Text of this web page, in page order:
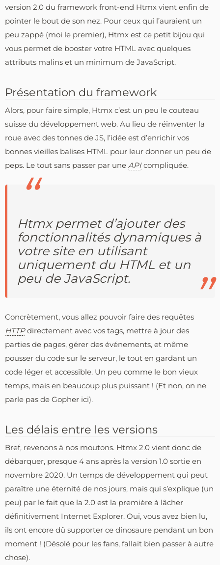
version 2.0 du framework front-end Htmx vient enfin de
pointer le bout de son nez. Pour ceux qui l’auraient un
peu zappé (moi le premier), Htmx est ce petit bijou qui
vous permet de booster votre HTML avec quelques
attributs malins et un minimum de JavaScript.
Présentation du framework
Alors, pour faire simple, Htmx c’est un peu le couteau
suisse du développement web. Au lieu de réinventer la
roue avec des tonnes de JS, l’idée est d’enrichir vos
bonnes vieilles balises HTML pour leur donner un peu de
peps. Le tout sans passer par une APIcompliquée.
Htmx permet d’ajouter des
fonctionnalités dynamiques à
votre site en utilisant
uniquement du HTML et un
peu de JavaScript.
Concrètement, vous allez pouvoir faire des requêtes
HTTPdirectement avec vos tags, mettre à jour des
parties de pages, gérer des événements, et même
pousser du code sur le serveur, le tout en gardant un
code léger et accessible. Un peu comme le bon vieux
temps, mais en beaucoup plus puissant ! (Et non, on ne
parle pas de Gopher ici).
Les délais entre les versions
Bref, revenons à nos moutons. Htmx 2.0 vient donc de
débarquer, presque 4 ans après la version 1.0 sortie en
novembre 2020. Un temps de développement qui peut
paraître une éternité de nos jours, mais qui s’explique (un
peu) par le fait que la 2.0 est la première à lâcher
définitivement Internet Explorer. Oui, vous avez bien lu,
ils ont encore dû supporter ce dinosaure pendant un bon
moment ! (Désolé pour les fans, fallait bien passer à autre
chose).